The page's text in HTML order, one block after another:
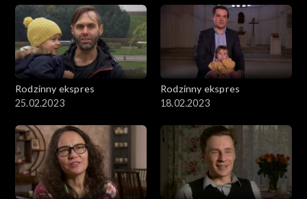
Rodzinny ekspres
25.02.2023
Rodzinny ekspres
18.02.2023